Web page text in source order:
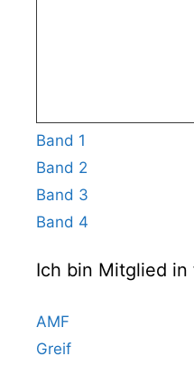
Band 1
Band 2
Band 3
Band 4
Ich bin Mitglied in
AMF
Greif